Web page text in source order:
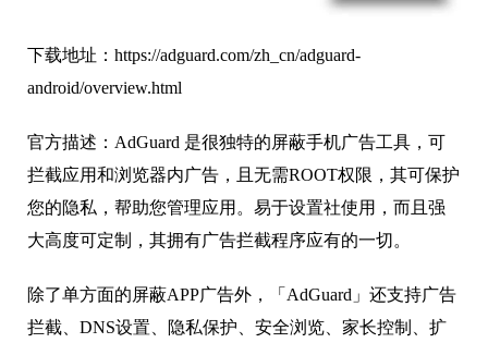
下载地址：https://adguard.com/zh_cn/adguard-
android/overview.html
官方描述：AdGuard 是很独特的屏蔽手机广告工具，可
拦截应用和浏览器内广告，且无需ROOT权限，其可保护
您的隐私，帮助您管理应用。易于设置社使用，而且强
大高度可定制，其拥有广告拦截程序应有的一切。
除了单方面的屏蔽APP广告外，「AdGuard」还支持广告
拦截、DNS设置、隐私保护、安全浏览、家长控制、扩